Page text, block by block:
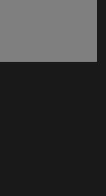
nueva ventana)
ventana)